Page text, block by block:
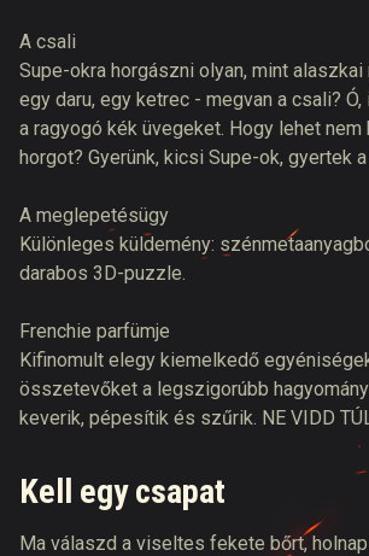
A csali
Supe-okra horgászni olyan, mint
egy daru, egy ketrec - megvan a csali?
a ragyogó kék üvegeket. Hogy lehet nem
horgot? Gyerünk, kicsi Supe-ok, gyertek
A meglepetésügy
Különleges küldemény:
darabos 3D-puzzle.
Frenchie parfümje
Kifinomult elegy kiemelkedő
összetevőket a legszigorúbb
keverik, pépesítik és szűrik. NE VIDD
Kell egy csapat
Ma válaszd a viseltes fekete bőrt,